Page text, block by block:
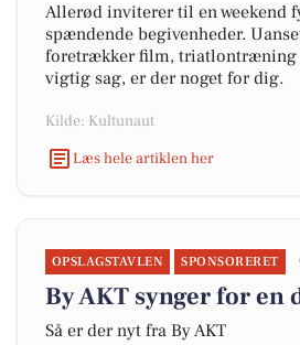
Allerød inviterer til en weekend
spændende begivenheder.
foretrækker film, triatlontræning
vigtig sag, er der noget for dig.
Kilde: Kultunaut
Læs hele artiklen her
OPSLAGSTAVLEN SPONSORERET
By AKT synger for en
Så er der nyt fra By AKT